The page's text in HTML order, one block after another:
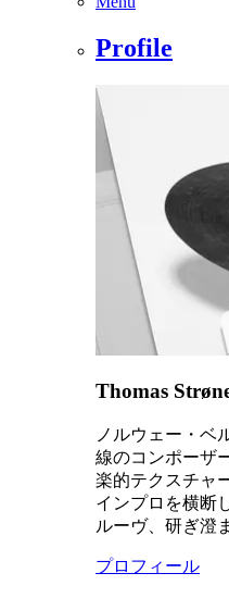
Profile
Thomas
ノルウェー・ベ
線のコンポーザ
楽的テクスチャ
インプロを横断
ルーヴ、研ぎ澄
プロフィール